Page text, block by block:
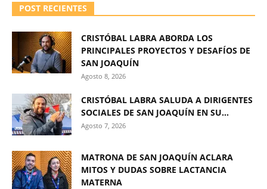
POST RECIENTES
CRISTÓBAL LABRA ABORDA LOS
PRINCIPALES PROYECTOS Y DESAFÍOS DE
SAN JOAQUÍN
Agosto 8, 2026
CRISTÓBAL LABRA SALUDA A DIRIGENTES
SOCIALES DE SAN JOAQUÍN EN SU...
Agosto 7, 2026
MATRONA DE SAN JOAQUÍN ACLARA
MITOS Y DUDAS SOBRE LACTANCIA
MATERNA